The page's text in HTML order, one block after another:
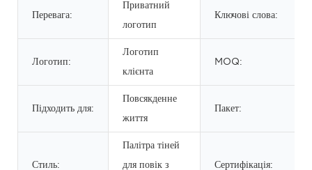
Перевага:
Приватний
логотип
Ключові слова:
Логотип:
Логотип
клієнта
MOQ:
Підходить для:
Повсякденне
життя
Пакет:
Стиль:
Палітра тіней
для повік з Сертифікація: